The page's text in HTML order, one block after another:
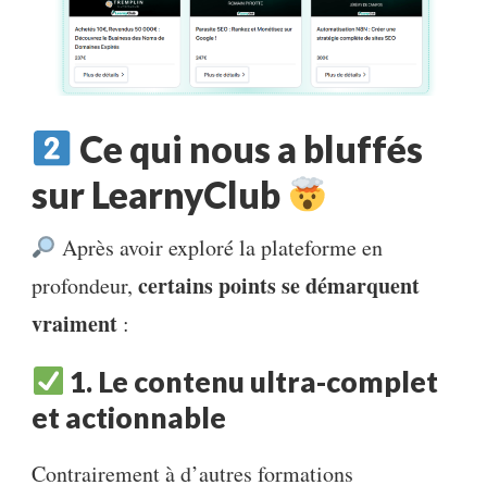
Ce qui nous a bluffés
sur LearnyClub
Après avoir exploré la plateforme en
profondeur, certains points se démarquent
vraiment :
1. Le contenu ultra-complet
et actionnable
Contrairement à d’autres formations